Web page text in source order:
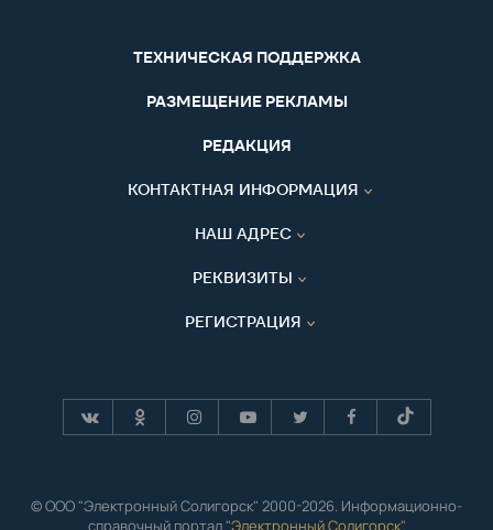
ТЕХНИЧЕСКАЯ ПОДДЕРЖКА
РАЗМЕЩЕНИЕ РЕКЛАМЫ
РЕДАКЦИЯ
КОНТАКТНАЯ ИНФОРМАЦИЯ
НАШ АДРЕС
РЕКВИЗИТЫ
РЕГИСТРАЦИЯ
© ООО "Электронный Солигорск" 2000-2026. Информационно-
справочный портал "Электронный Солигорск".